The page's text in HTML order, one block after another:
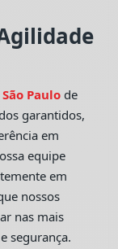
Paulo de
garantidos,
em
equipe
em
nossos
nas mais
segurança.